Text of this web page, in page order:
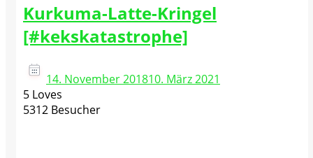
Kurkuma-Latte-Kringel
[#kekskatastrophe]
14. November 201810. März 2021
5 Loves
5312 Besucher